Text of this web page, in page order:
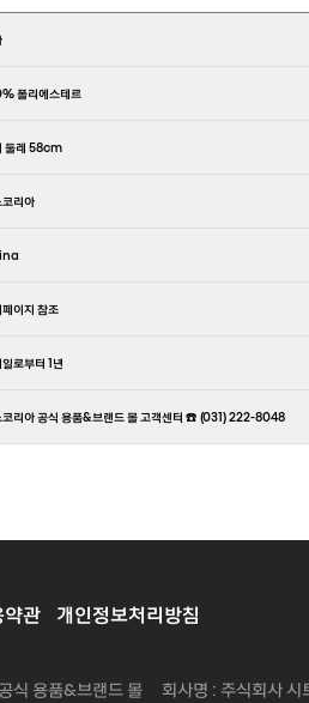
폴리에스테르
둘레 58cm
코리아
이지 참조
로부터 1년
코리아 공식 용품&브랜드 몰 고객센터 ☎️ (031) 222-8048
약관 개인정보처리방침
식 용품&브랜드 몰 회사명 : 주식회사 시